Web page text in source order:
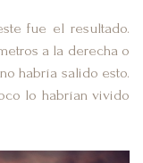
fue el resultado.
a la derecha o
habría salido esto.
lo habrían vivido